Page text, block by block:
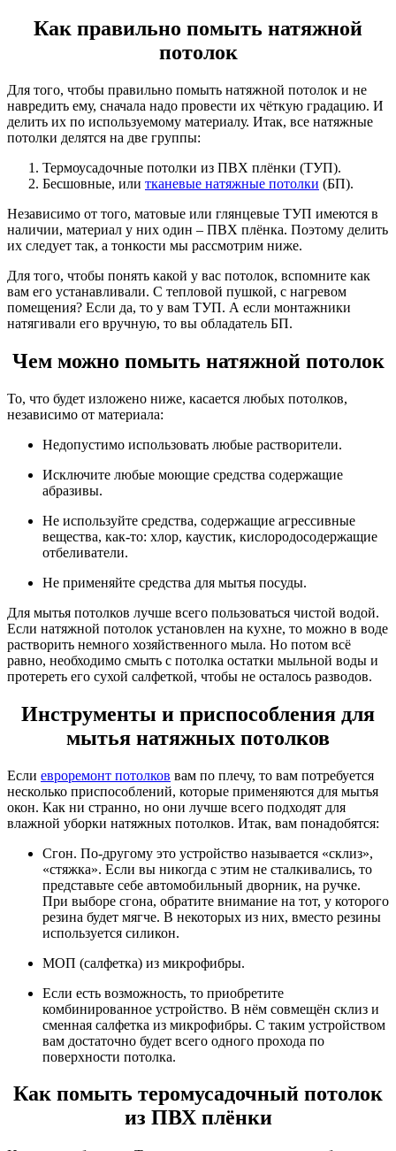
Как правильно помыть натяжной
потолок
Для того, чтобы правильно помыть натяжной потолок и не
навредить ему, сначала надо провести их чёткую градацию. И
делить их по используемому материалу. Итак, все натяжные
потолки делятся на две группы:
Термоусадочные потолки из ПВХ плёнки (ТУП).
Бесшовные, или тканевые натяжные потолки (БП).
Независимо от того, матовые или глянцевые ТУП имеются в
наличии, материал у них один – ПВХ плёнка. Поэтому делить
их следует так, а тонкости мы рассмотрим ниже.
Для того, чтобы понять какой у вас потолок, вспомните как
вам его устанавливали. С тепловой пушкой, с нагревом
помещения? Если да, то у вам ТУП. А если монтажники
натягивали его вручную, то вы обладатель БП.
Чем можно помыть натяжной потолок
То, что будет изложено ниже, касается любых потолков,
независимо от материала:
Недопустимо использовать любые растворители.
Исключите любые моющие средства содержащие
абразивы.
Не используйте средства, содержащие агрессивные
вещества, как-то: хлор, каустик, кислородосодержащие
отбеливатели.
Не применяйте средства для мытья посуды.
Для мытья потолков лучше всего пользоваться чистой водой.
Если натяжной потолок установлен на кухне, то можно в воде
растворить немного хозяйственного мыла. Но потом всё
равно, необходимо смыть с потолка остатки мыльной воды и
протереть его сухой салфеткой, чтобы не осталось разводов.
Инструменты и приспособления для
мытья натяжных потолков
Если евроремонт потолков вам по плечу, то вам потребуется
несколько приспособлений, которые применяются для мытья
окон. Как ни странно, но они лучше всего подходят для
влажной уборки натяжных потолков. Итак, вам понадобятся:
Сгон. По-другому это устройство называется «склиз»,
«стяжка». Если вы никогда с этим не сталкивались, то
представьте себе автомобильный дворник, на ручке.
При выборе сгона, обратите внимание на тот, у которого
резина будет мягче. В некоторых из них, вместо резины
используется силикон.
МОП (салфетка) из микрофибры.
Если есть возможность, то приобретите
комбинированное устройство. В нём совмещён склиз и
сменная салфетка из микрофибры. С таким устройством
вам достаточно будет всего одного прохода по
поверхности потолка.
Как помыть теромусадочный потолок
из ПВХ плёнки